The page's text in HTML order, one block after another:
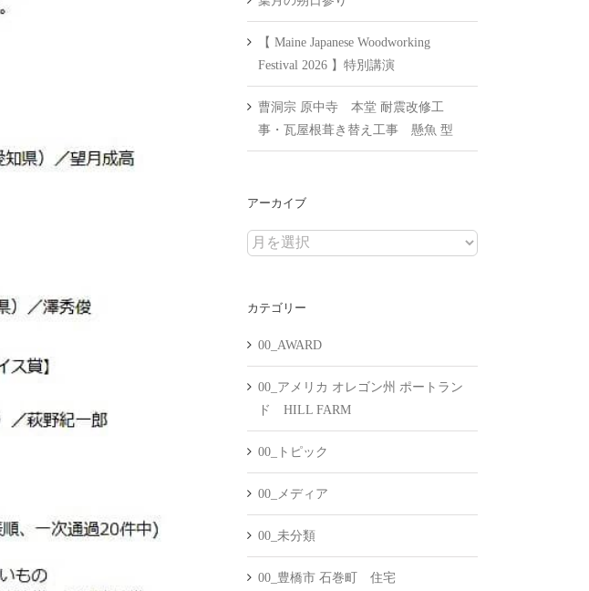
【 Maine Japanese Woodworking
Festival 2026 】特別講演
曹洞宗 原中寺 本堂 耐震改修工
事・瓦屋根葺き替え工事 懸魚 型
アーカイブ
ア
イ
カテゴリー
00_AWARD
00_アメリカ オレゴン州 ポートラン
ド HILL FARM
00_トピック
00_メディア
00_未分類
00_豊橋市 石巻町 住宅